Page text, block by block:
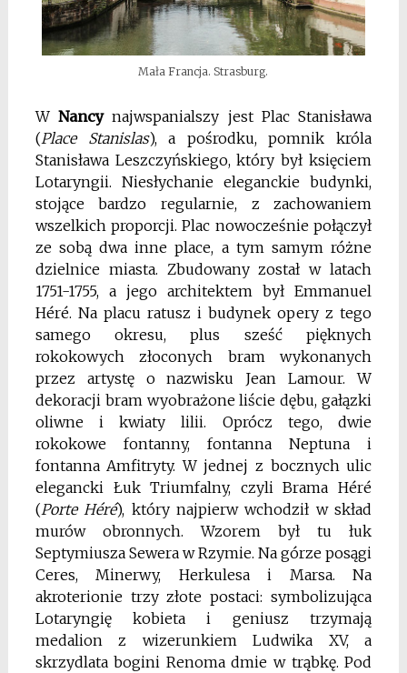
Mała Francja. Strasburg.
WNancynajwspanialszy jest Plac Stanisława
(Place Stanislas), a pośrodku, pomnik króla
Stanisława Leszczyńskiego, który był księciem
Lotaryngii. Niesłychanie eleganckie budynki,
stojące bardzo regularnie, z zachowaniem
wszelkich proporcji. Plac nowocześnie połączył
ze sobą dwa inne place, a tym samym różne
dzielnice miasta. Zbudowany został w latach
1751-1755, a jego architektem był Emmanuel
Héré. Na placu ratusz i budynek opery z tego
samego okresu, plus sześć pięknych
rokokowych złoconych bram wykonanych
przez artystę o nazwisku Jean Lamour. W
dekoracji bram wyobrażone liście dębu, gałązki
oliwne i kwiaty lilii. Oprócz tego, dwie
rokokowe fontanny, fontanna Neptuna i
fontanna Amfitryty. W jednej z bocznych ulic
elegancki Łuk Triumfalny, czyli Brama Héré
(Porte Héré), który najpierw wchodził w skład
murów obronnych. Wzorem był tu łuk
Septymiusza Sewera w Rzymie. Na górze posągi
Ceres, Minerwy, Herkulesa i Marsa. Na
akroterionie trzy złote postaci: symbolizująca
Lotaryngię kobieta i geniusz trzymają
medalion z wizerunkiem Ludwika XV, a
skrzydlata bogini Renoma dmie w trąbkę. Pod